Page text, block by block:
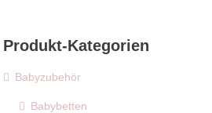
Produkt-Kategorien
Babyzubehör
Babybetten